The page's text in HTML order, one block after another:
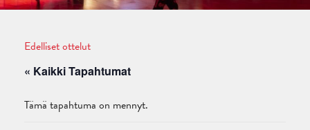
Edelliset ottelut
« Kaikki Tapahtumat
Tämä tapahtuma on mennyt.